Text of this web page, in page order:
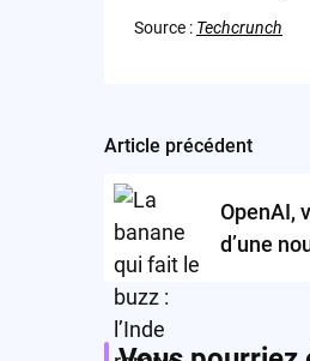
Source : Techcrunch
Post
navigation
Article précédent
OpenAI,
d’une